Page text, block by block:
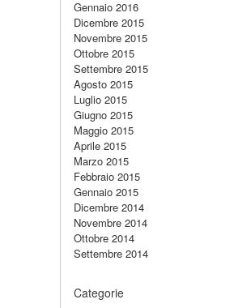
Gennaio 2016
Dicembre 2015
Novembre 2015
Ottobre 2015
Settembre 2015
Agosto 2015
Luglio 2015
Giugno 2015
Maggio 2015
Aprile 2015
Marzo 2015
Febbraio 2015
Gennaio 2015
Dicembre 2014
Novembre 2014
Ottobre 2014
Settembre 2014
Categorie